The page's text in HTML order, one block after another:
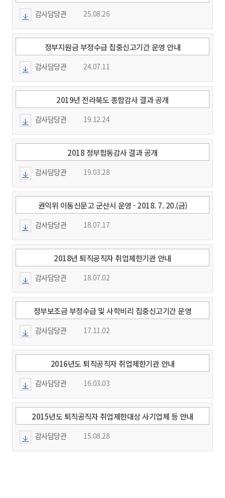
감사담당관 25.08.26
정부지원금 부정수급 집중신고기간 운영 안내
감사담당관 24.07.11
2019년 전라북도 종합감사 결과 공개
감사담당관 19.12.24
2018 정부합동감사 결과 공개
감사담당관 19.03.28
권익위 이동신문고 군산시 운영 - 2018. 7. 20.(금)
10:00~16:00
감사담당관 18.07.17
2018년 퇴직공직자 취업제한기관 안내
감사담당관 18.07.02
정부보조금 부정수급 및 사학비리 집중신고기간 운영
감사담당관 17.11.02
2016년도 퇴직공직자 취업제한기관 안내
감사담당관 16.03.03
2015년도 퇴직공직자 취업제한대상 사기업체 등 안내
감사담당관 15.08.28